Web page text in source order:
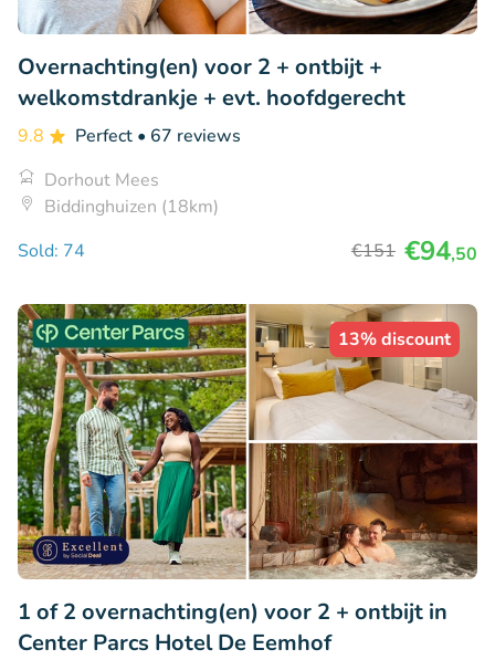
Overnachting(en) voor 2 + ontbijt +
welkomstdrankje + evt. hoofdgerecht
9.8 Perfect • 67 reviews
Dorhout Mees
Biddinghuizen (18km)
Sold: 74
€151 €94,50
13% discount
1 of 2 overnachting(en) voor 2 + ontbijt in
Center Parcs Hotel De Eemhof